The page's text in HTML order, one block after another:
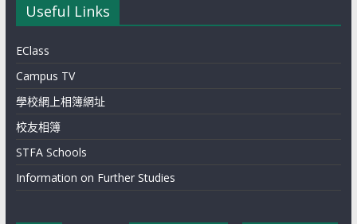
Useful Links
EClass
Campus TV
學校網上相簿網址
校友相簿
STFA Schools
Information on Further Studies